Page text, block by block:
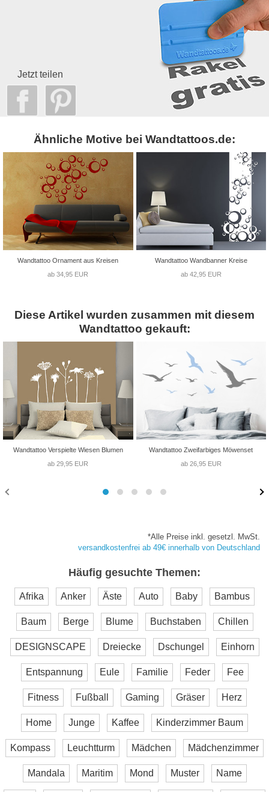
Jetzt teilen
Ähnliche Motive bei Wandtattoos.de:
Wandtattoo Ornament aus Kreisen
ab 34,95 EUR
Wandtattoo Wandbanner Kreise
ab 42,95 EUR
Diese Artikel wurden zusammen mit diesem
Wandtattoo gekauft:
Wandtattoo Verspielte Wiesen Blumen
ab 29,95 EUR
Wandtattoo Zweifarbiges Möwenset
ab 26,95 EUR
*Alle Preise inkl. gesetzl. MwSt.
versandkostenfrei ab 49€ innerhalb von Deutschland
Häufig gesuchte Themen:
Afrika Anker Äste Auto Baby Bambus
Baum Berge Blume Buchstaben Chillen
DESIGNSCAPE Dreiecke Dschungel Einhorn
Entspannung Eule Familie Feder Fee
Fitness Fußball Gaming Gräser Herz
Home Junge Kaffee Kinderzimmer Baum
Kompass Leuchtturm Mädchen Mädchenzimmer
Mandala Maritim Mond Muster Name